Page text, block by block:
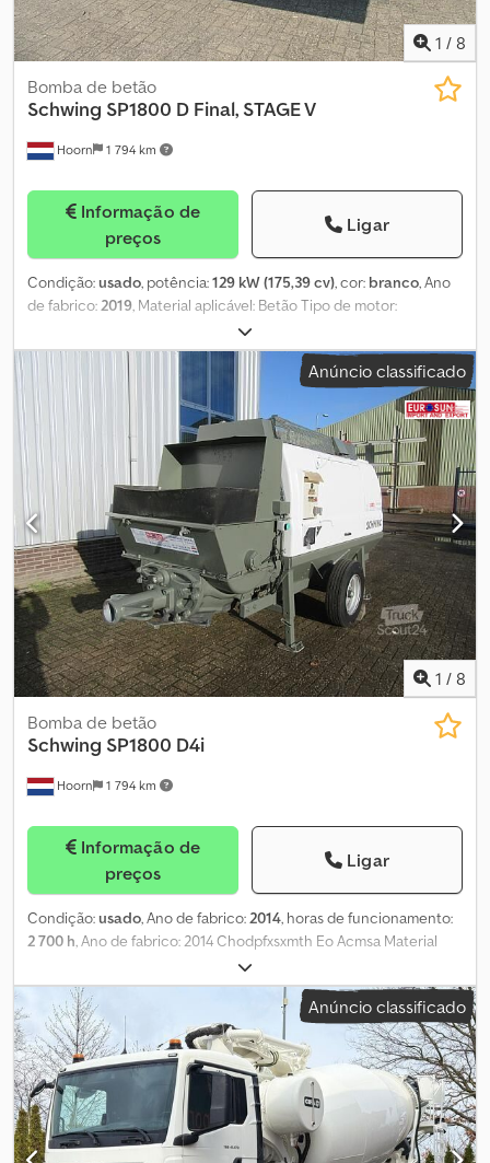
1 / 8
Hoorn 1 794 km
Bomba de betão
Schwing SP1800 D Final, STAGE V
Informação de
preços
Ligar
Condição:usado, potência:129 kW (175,39 cv), cor: branco, Ano
de fabrico:2019, Material aplicável: Betão Tipo de motor:
Caterpillar LC4.4 Chedpfozpgayjx Acmoa
Anúncio classificado
1 / 8
Hoorn 1 794 km
Bomba de betão
Schwing SP1800 D4i
Informação de
preços
Ligar
Condição:usado, Ano de fabrico:2014, horas de funcionamento:
2 700 h, Ano de fabrico: 2014 Chodpfxsxmth Eo Acmsa Material
aplicável: Betão Tipo de motor: Caterpillar C4.4
Anúncio classificado